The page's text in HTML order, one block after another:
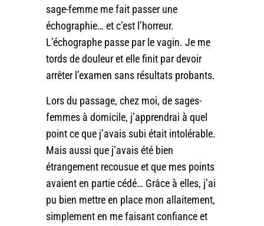
sage-femme me fait passer une
échographie… et c’est l’horreur.
L’échographe passe par le vagin. Je me
tords de douleur et elle finit par devoir
arrêter l’examen sans résultats probants.
Lors du passage, chez moi, de sages-
femmes à domicile, j’apprendrai à quel
point ce que j’avais subi était intolérable.
Mais aussi que j’avais été bien
étrangement recousue et que mes points
avaient en partie cédé… Grâce à elles, j’ai
pu bien mettre en place mon allaitement,
simplement en me faisant confiance et